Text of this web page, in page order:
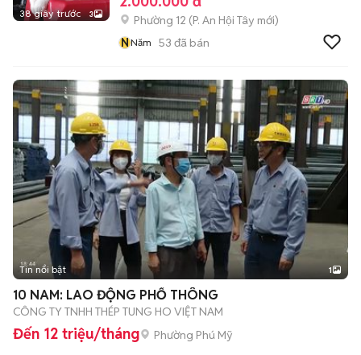
38 giây trước 3 Phường 12 (P. An Hội Tây mới)
NNăm 53 đã bán
Tin nổi bật 1
10 NAM: LAO ĐỘNG PHỔ THÔNG
CÔNG TY TNHH THÉP TUNG HO VIỆT NAM
Đến 12 triệu/tháng Phường Phú Mỹ